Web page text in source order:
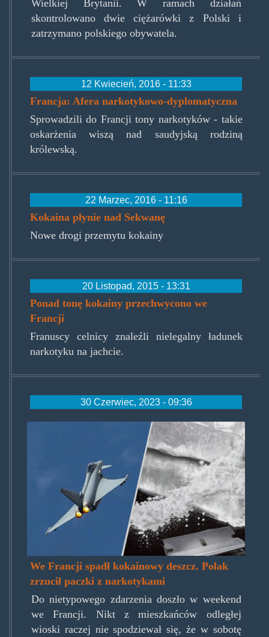
Wielkiej Brytanii. W ramach działań
skontrolowano dwie ciężarówki z Polski i
zatrzymano polskiego obywatela.
12 Kwiecień, 2016 - 11:33
Francja: Afera narkotykowo-dyplomatyczna
Sprowadzili do Francji tony narkotyków - takie
oskarżenia wiszą nad saudyjską rodziną
królewską.
22 Marzec, 2016 - 11:16
Kokaina płynie nad Sekwanę
Nowe drogi przemytu kokainy
20 Listopad, 2015 - 13:31
Ponad tonę kokainy przechwycono we
Francji
Franuscy celnicy znaleźli nielegalny ładunek
narkotyku na jachcie.
30 Czerwiec, 2023 - 09:36
frenchcocoair.jpg
We Francji spadł kokainowy deszcz. Polak
zrzucił paczki z narkotykami
Do nietypowego zdarzenia doszło w weekend
we Francji. Nikt z mieszkańców odległej
wioski raczej nie spodziewał się, że w sobotę